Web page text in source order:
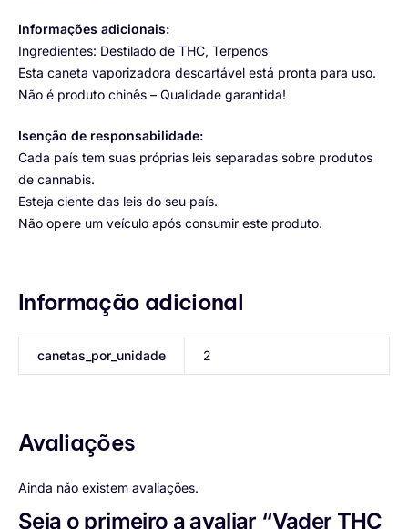
Informações adicionais:
Ingredientes: Destilado de THC, Terpenos
Esta caneta vaporizadora descartável está pronta para uso.
Não é produto chinês – Qualidade garantida!
Isenção de responsabilidade:
Cada país tem suas próprias leis separadas sobre produtos
de cannabis.
Esteja ciente das leis do seu país.
Não opere um veículo após consumir este produto.
Informação adicional
canetas_por_unidade 2
Avaliações
Ainda não existem avaliações.
Seja o primeiro a avaliar “Vader THC